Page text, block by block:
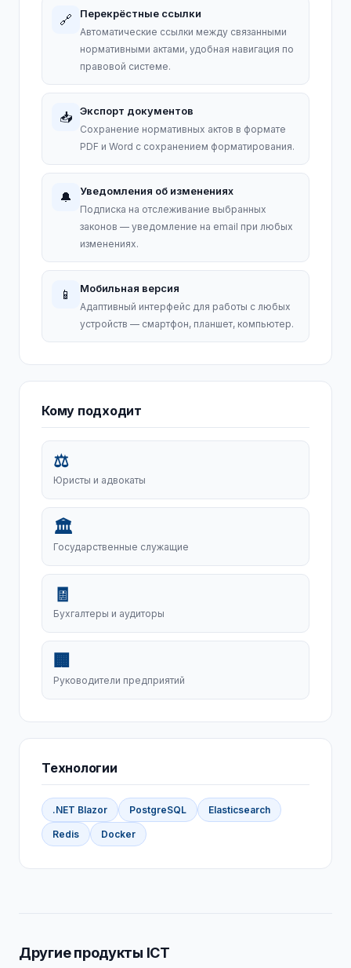
🔗 Перекрёстные ссылки
Автоматические ссылки между связанными
нормативными актами, удобная навигация по
правовой системе.
📥 Экспорт документов
Сохранение нормативных актов в формате
PDF и Word с сохранением форматирования.
🔔 Уведомления об изменениях
Подписка на отслеживание выбранных
законов — уведомление на email при любых
изменениях.
📱 Мобильная версия
Адаптивный интерфейс для работы с любых
устройств — смартфон, планшет, компьютер.
Кому подходит
⚖️
Юристы и адвокаты
🏛️
Государственные служащие
🧾
Бухгалтеры и аудиторы
🏢
Руководители предприятий
Технологии
.NET Blazor PostgreSQL Elasticsearch
Redis Docker
Другие продукты ICT